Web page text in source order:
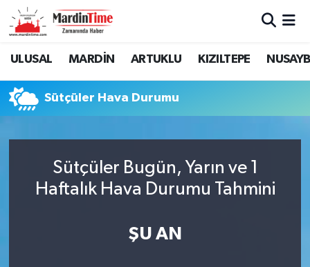
ULUSAL MARDİN ARTUKLU KIZILTEPE
Sütçüler Hava Durumu
Sütçüler Bugün, Yarın ve 1
Haftalık Hava Durumu Tahmini
ŞU AN
Mardin Nöbetçi Eczaneler
Mardin Trafik Yoğunluk Haritası
Süper Lig Puan Durumu ve Fikstür